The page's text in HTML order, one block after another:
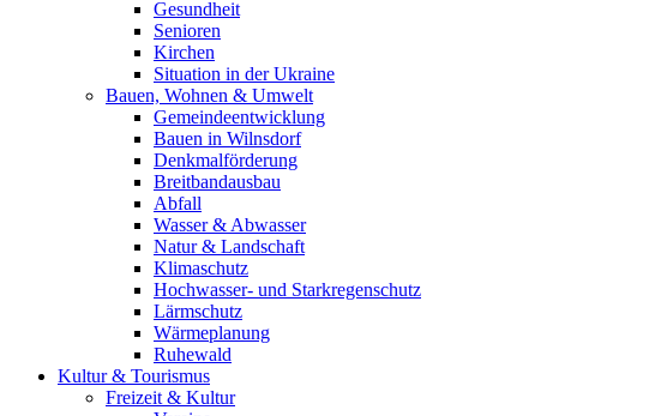
Gesundheit
Senioren
Kirchen
Situation in der Ukraine
Bauen, Wohnen & Umwelt
Gemeindeentwicklung
Bauen in Wilnsdorf
Denkmalförderung
Breitbandausbau
Abfall
Wasser & Abwasser
Natur & Landschaft
Klimaschutz
Hochwasser- und Starkregenschutz
Lärmschutz
Wärmeplanung
Ruhewald
Kultur & Tourismus
Freizeit & Kultur